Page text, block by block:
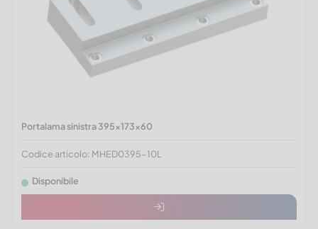
Portalama sinistra 395x173x60
Codice articolo: MHED0395-10L
Disponibile